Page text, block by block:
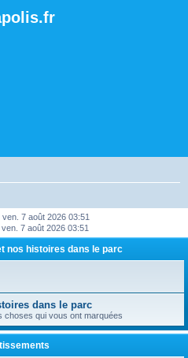
7 août 2026 03:51
7 août 2026 03:51
nos histoires dans le parc
dans le parc
choses qui vous ont marquées